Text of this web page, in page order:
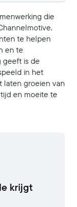
die
te helpen
en te
geeft is de
in het
laten groeien van
en moeite te
krijgt